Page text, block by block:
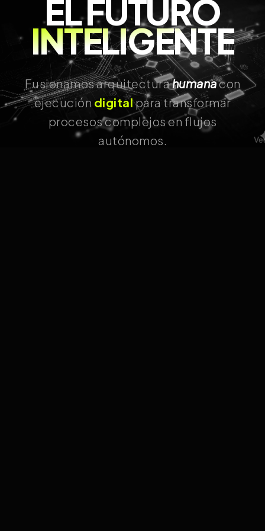
EL FUTURO
INTELIGENTE
Fusionamos arquitecturahumanacon
ejecución digitalpara transformar
procesos complejos en flujos
autónomos.